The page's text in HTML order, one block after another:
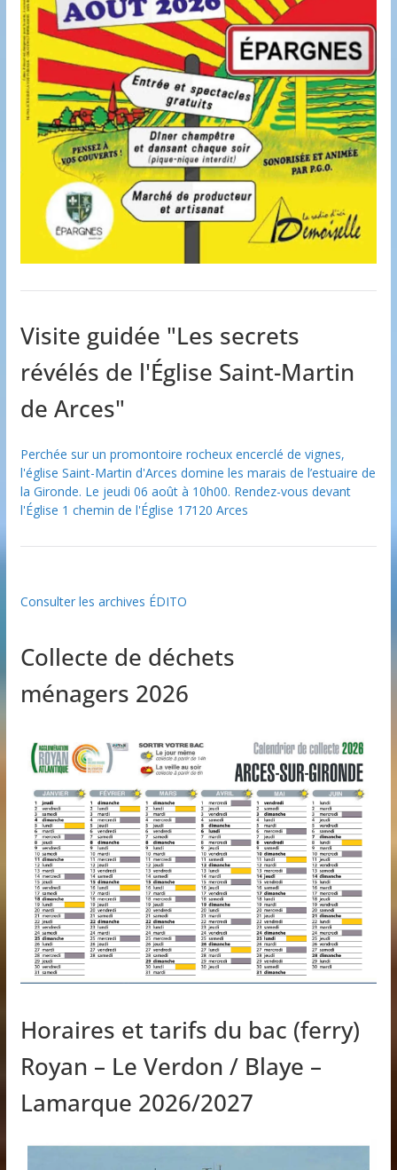
Visite guidée "Les secrets
révélés de l'Église Saint-Martin
de Arces"
Perchée sur un promontoire rocheux encerclé de vignes,
l'église Saint-Martin d'Arces domine les marais de l’estuaire de
la Gironde. Le jeudi 06 août à 10h00. Rendez-vous devant
l'Église 1 chemin de l'Église 17120 Arces
Consulter les archives ÉDITO
Collecte de déchets
ménagers 2026
Horaires et tarifs du bac (ferry)
Royan – Le Verdon / Blaye –
Lamarque 2026/2027